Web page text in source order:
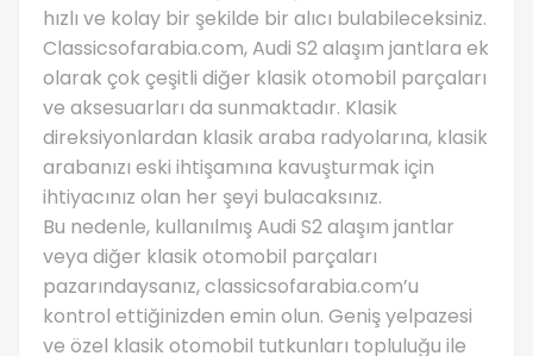
hızlı ve kolay bir şekilde bir alıcı bulabileceksiniz.
Classicsofarabia.com, Audi S2 alaşım jantlara ek
olarak çok çeşitli diğer klasik otomobil parçaları
ve aksesuarları da sunmaktadır. Klasik
direksiyonlardan klasik araba radyolarına, klasik
arabanızı eski ihtişamına kavuşturmak için
ihtiyacınız olan her şeyi bulacaksınız.
Bu nedenle, kullanılmış Audi S2 alaşım jantlar
veya diğer klasik otomobil parçaları
pazarındaysanız, classicsofarabia.com’u
kontrol ettiğinizden emin olun. Geniş yelpazesi
ve özel klasik otomobil tutkunları topluluğu ile